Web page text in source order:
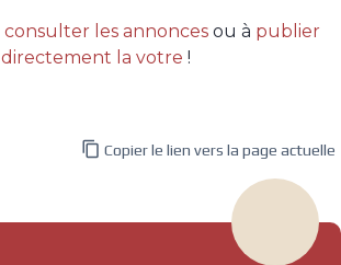
consulter les annoncesou à publier
directement la votre !
 Copier le lien vers la page actuelle